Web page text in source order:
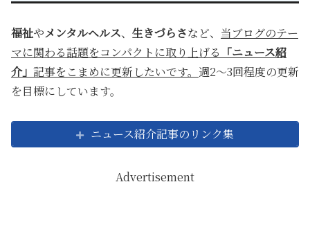
福祉やメンタルヘルス、 生きづらさなど、 当ブログのテー
マに関わる話題をコンパクトに取り上げる 「ニュース紹
介」 記事をこまめに更新したいです。 週2～3回程度の更新
を目標にしています。
ニュース紹介記事のリンク集
Advertisement